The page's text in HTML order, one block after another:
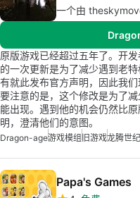
一个由
原版游戏已经超过五年了。开
的一次更新是为了减少遇到老
有就此发布官方声明，因此我
要注意的是，这个修改是为了
能出现。遇到他的机会仍然比
明，澄清他们的意图。
Dragon-age游戏模组旧游戏龙腾世
Papa's Games